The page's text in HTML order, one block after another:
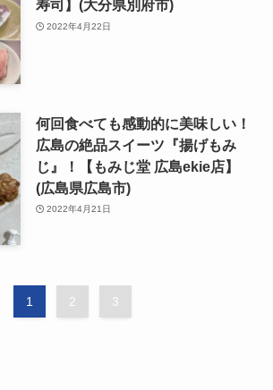
寿司】(大分県別府市)
2022年4月22日
何回食べても感動的に美味しい！
広島の絶品スイーツ『揚げもみ
じ』！【もみじ堂 広島ekie店】
(広島県広島市)
2022年4月21日
1 2 3